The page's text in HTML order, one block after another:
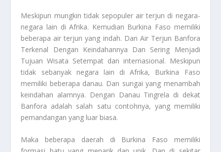
Meskipun mungkin tidak sepopuler air terjun di negara-
negara lain di Afrika. Kemudian Burkina Faso memiliki
beberapa air terjun yang indah. Dan Air Terjun Banfora
Terkenal Dengan Keindahannya Dan Sering Menjadi
Tujuan Wisata Setempat dan internasional. Meskipun
tidak sebanyak negara lain di Afrika, Burkina Faso
memiliki beberapa danau. Dan sungai yang menambah
keindahan alamnya. Dengan Danau Tingrela di dekat
Banfora adalah salah satu contohnya, yang memiliki
pemandangan yang luar biasa.
Maka beberapa daerah di Burkina Faso memiliki